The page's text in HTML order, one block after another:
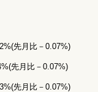
先月比－0.07%)
先月比－0.07%)
先月比－0.07%)